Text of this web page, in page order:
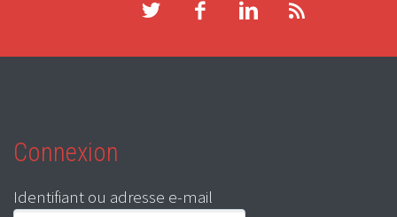
Connexion
Identifiant ou adresse e-mail